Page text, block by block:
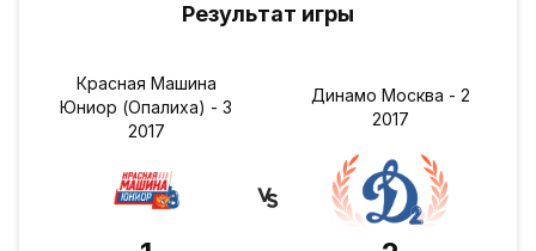
Результат игры
Красная Машина
Юниор (Опалиха) - 3
2017
Динамо Москва - 2
2017